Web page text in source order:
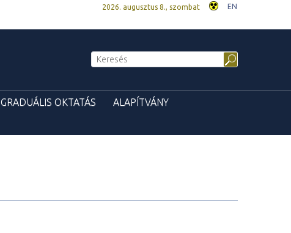
2026. augusztus 8., szombat EN
GRADUÁLIS OKTATÁS
ALAPÍTVÁNY